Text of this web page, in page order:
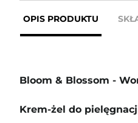
OPIS PRODUKTU
Bloom & Blossom -
Krem-żel do